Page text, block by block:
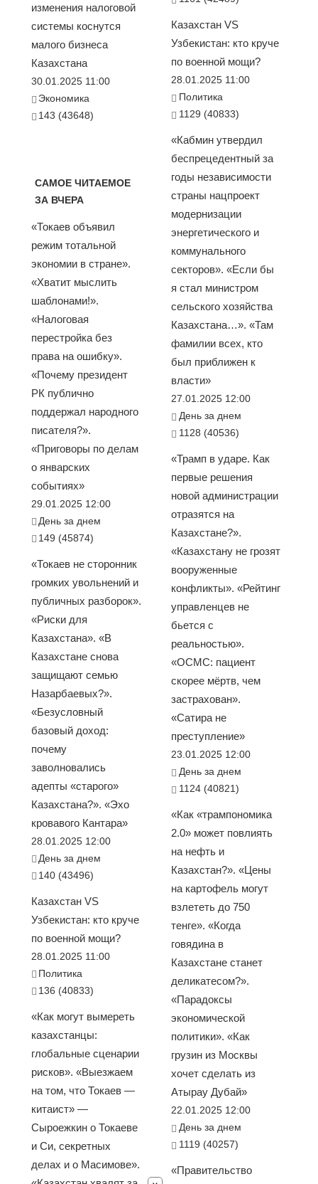
изменения налоговой
системы коснутся
малого бизнеса
Казахстана
30.01.2025 11:00
Экономика
143 (43648)
САМОЕ ЧИТАЕМОЕ
ЗА ВЧЕРА
«Токаев объявил
режим тотальной
экономии в стране».
«Хватит мыслить
шаблонами!».
«Налоговая
перестройка без
права на ошибку».
«Почему президент
РК публично
поддержал народного
писателя?».
«Приговоры по делам
о январских
событиях»
29.01.2025 12:00
День за днем
149 (45874)
«Токаев не сторонник
громких увольнений и
публичных разборок».
«Риски для
Казахстана». «В
Казахстане снова
защищают семью
Назарбаевых?».
«Безусловный
базовый доход:
почему
заволновались
адепты «старого»
Казахстана?». «Эхо
кровавого Кантара»
28.01.2025 12:00
День за днем
140 (43496)
Казахстан VS
Узбекистан: кто круче
по военной мощи?
28.01.2025 11:00
Политика
136 (40833)
«Как могут вымереть
казахстанцы:
глобальные сценарии
рисков». «Выезжаем
на том, что Токаев —
китаист» —
Сыроежкин о Токаеве
и Си, секретных
делах и о Масимове».
Казахстан VS
Узбекистан: кто круче
по военной мощи?
28.01.2025 11:00
Политика
1129 (40833)
«Кабмин утвердил
беспрецедентный за
годы независимости
страны нацпроект
модернизации
энергетического и
коммунального
секторов». «Если бы
я стал министром
сельского хозяйства
Казахстана…». «Там
фамилии всех, кто
был приближен к
власти»
27.01.2025 12:00
День за днем
1128 (40536)
«Трамп в ударе. Как
первые решения
новой администрации
отразятся на
Казахстане?».
«Казахстану не грозят
вооруженные
конфликты». «Рейтинг
управленцев не
бьется с
реальностью».
«ОСМС: пациент
скорее мёртв, чем
застрахован».
«Сатира не
преступление»
23.01.2025 12:00
День за днем
1124 (40821)
«Как «трампономика
2.0» может повлиять
на нефть и
Казахстан?». «Цены
на картофель могут
взлететь до 750
тенге». «Когда
говядина в
Казахстане станет
деликатесом?».
«Парадоксы
экономической
политики». «Как
грузин из Москвы
хочет сделать из
Атырау Дубай»
22.01.2025 12:00
День за днем
1119 (40257)
«Правительство